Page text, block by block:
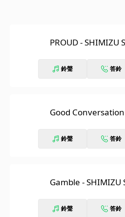
PROUD - SHIMIZU
鈴聲 答鈴
Good Conversation
鈴聲 答鈴
Gamble - SHIMIZU
鈴聲 答鈴